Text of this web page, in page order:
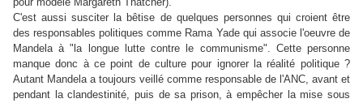
C'est aussi susciter la bêtise de quelques personnes qui croient être
des responsables politiques comme Rama Yade qui associe l'oeuvre de
Mandela à "la longue lutte contre le communisme". Cette personne
manque donc à ce point de culture pour ignorer la réalité politique ?
Autant Mandela a toujours veillé comme responsable de l'ANC, avant et
pendant la clandestinité, puis de sa prison, à empêcher la mise sous